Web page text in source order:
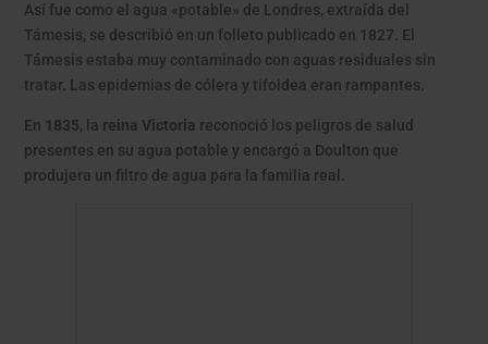
Así fue como el agua «potable» de Londres, extraída del
Támesis, se describió en un folleto publicado en 1827. El
Támesis estaba muy contaminado con aguas residuales sin
tratar. Las epidemias de cólera y tifoidea eran rampantes.
En 1835, la reina Victoria reconoció los peligros de salud
presentes en su agua potable y encargó a Doulton que
produjera un filtro de agua para la familia real.